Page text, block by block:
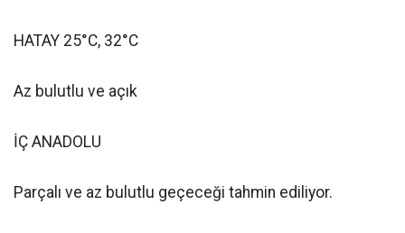
HATAY 25°C, 32°C
Az bulutlu ve açık
İÇ ANADOLU
Parçalı ve az bulutlu geçeceği tahmin ediliyor.